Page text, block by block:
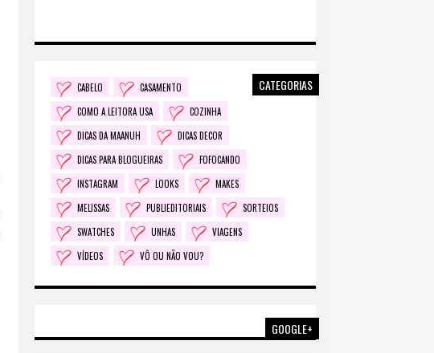
CATEGORIAS
CABELO
CASAMENTO
COMO A LEITORA USA
COZINHA
DICAS DA MAANUH
DICAS DECOR
DICAS PARA BLOGUEIRAS
FOFOCANDO
INSTAGRAM
LOOKS
MAKES
MELISSAS
PUBLIEDITORIAIS
SORTEIOS
SWATCHES
UNHAS
VIAGENS
VÍDEOS
VÔ OU NÃO VOU?
GOOGLE+